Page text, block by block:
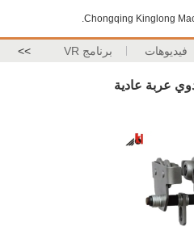
Chongqing Kinglong
فيديوهات برنامج VR >>